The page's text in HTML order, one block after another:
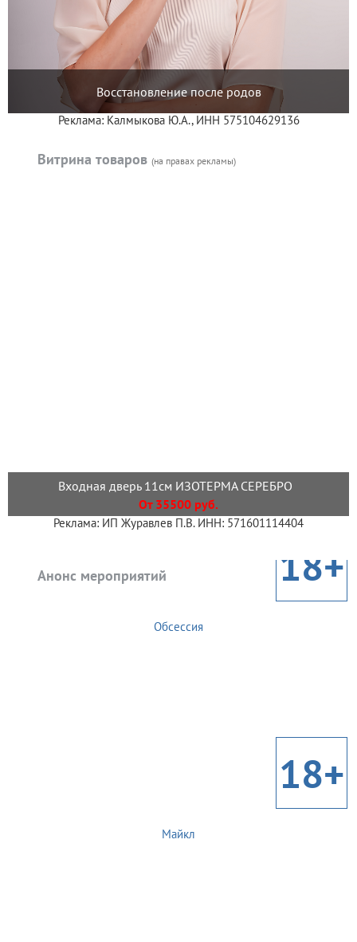
Восстановление после родов
Реклама: Калмыкова Ю.А., ИНН 575104629136
Витрина товаров (на правах рекламы)
Входная дверь 11см ИЗОТЕРМА СЕРЕБРО
От 35500 руб.
Реклама: ИП Журавлев П.В. ИНН: 571601114404
Анонс мероприятий 18+
Обсессия
18+
Майкл